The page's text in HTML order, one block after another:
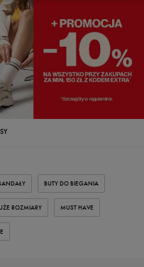
BUTY DO BIEGANIA
ROZMIARY MUST HAVE